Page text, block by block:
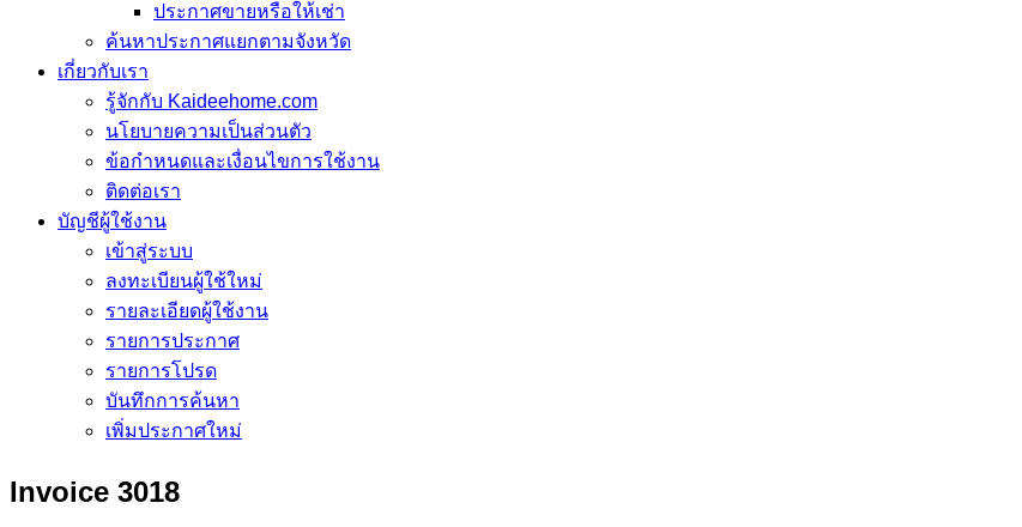
ประกาศขายหรือให้เช่า
ค้นหาประกาศแยกตามจังหวัด
เกี่ยวกับเรา
รู้จักกับ Kaideehome.com
นโยบายความเป็นส่วนตัว
ข้อกำหนดและเงื่อนไขการใช้งาน
ติดต่อเรา
บัญชีผู้ใช้งาน
เข้าสู่ระบบ
ลงทะเบียนผู้ใช้ใหม่
รายละเอียดผู้ใช้งาน
รายการประกาศ
รายการโปรด
บันทึกการค้นหา
เพิ่มประกาศใหม่
Invoice 3018